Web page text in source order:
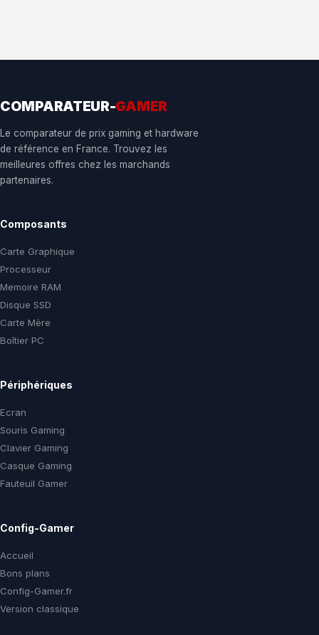
COMPARATEUR-GAMER
Le comparateur de prix gaming et hardware
de référence en France. Trouvez les
meilleures offres chez les marchands
partenaires.
Composants
Carte Graphique
Processeur
Memoire RAM
Disque SSD
Carte Mère
Boîtier PC
Périphériques
Ecran
Souris Gaming
Clavier Gaming
Casque Gaming
Fauteuil Gamer
Config-Gamer
Accueil
Bons plans
Config-Gamer.fr
Version classique